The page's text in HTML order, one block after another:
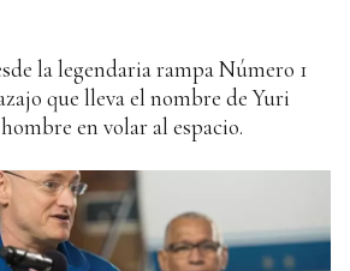
la legendaria rampa Número 1
que lleva el nombre de Yuri
en volar al espacio.